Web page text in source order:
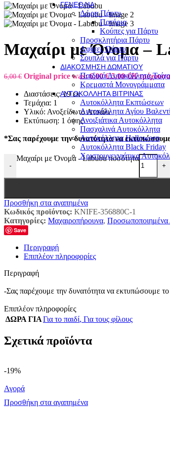
ΓΕΝΈΘΛΙΑ
Δώρα Πάρτυ
Ποτήρια
Κούπες για Πάρτυ
Προσκλητήρια Πάρτυ
Αφίσες Πάρτυ
Σουπλά για Πάρτυ
ΔΙΑΚΌΣΜΗΣΗ ΔΩΜΑΤΊΟΥ
Παιδικά Αυτοκόλλητα
Κρεμαστά Μονογράμματα
ΑΥΤΟΚΌΛΛΗΤΑ ΒΙΤΡΊΝΑΣ
Αυτοκόλλητα Εκπτώσεων
Αυτοκόλλητα Αγίου
Ανοιξιάτικα Αυτοκόλλητα
Πασχαλινά Αυτοκόλλητα
Αυτοκόλλητα Halloween
Αυτοκόλλητα Black Friday
Χριστουγεννιάτικα
Μαχαίρι με Όνομα –
6,00€ Original price was: 6,00 €.5,00€Η τρέχουσα
Διαστάσεις: 19 εκ
Τεμάχια: 1
Υλικό: Ανοξείδωτο Ατσάλι
Εκτύπωση: 1 όψης
*Σας παρέχουμε την δυνατότητα να
-
Μαχαίρι με Όνομα - Labubu ποσότητα
+
Προσθήκη στα αγαπημένα
Κωδικός προϊόντος: KNIFE-356880C-1
Κατηγορίες: Μαχαιροπήρουνα,
Save
Περιγραφή
Επιπλέον πληροφορίες
Περιγραφή
-Σας παρέχουμε την δυνατότητα να εκτυπώσουμε
Επιπλέον πληροφορίες
ΔΩΡΑ ΓΙΑΓια το παιδί, Για τους φίλους
Σχετικά προϊόντα
-19%
Αγορά
Προσθήκη στα αγαπημένα